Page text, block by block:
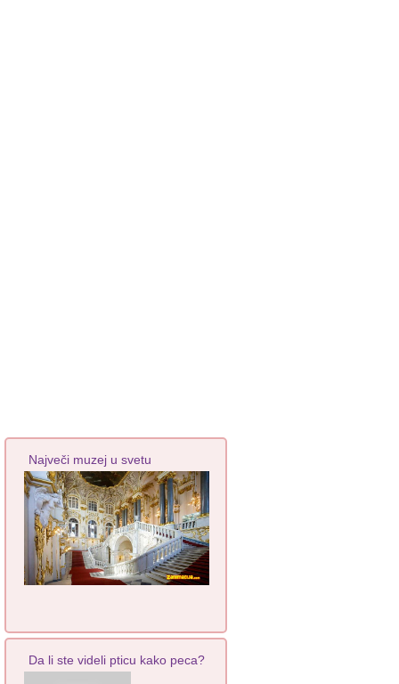
Največi muzej u svetu
Da li ste videli pticu kako peca?